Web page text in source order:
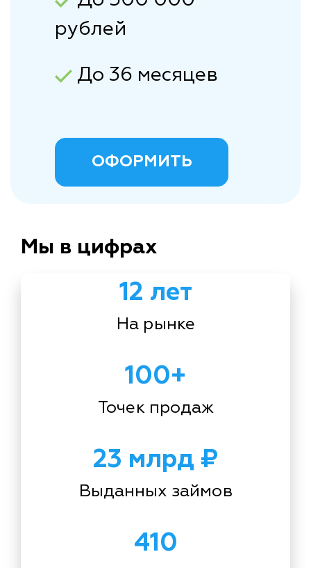
рублей
До 36 месяцев
ОФОРМИТЬ
Мы в цифрах
12 лет
На рынке
100+
Точек продаж
23 млрд ₽
Выданных займов
410